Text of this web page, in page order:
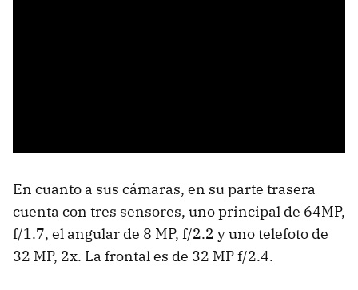
En cuanto a sus cámaras, en su parte trasera
cuenta con tres sensores, uno principal de 64MP,
f/1.7, el angular de 8 MP, f/2.2 y uno telefoto de
32 MP, 2x. La frontal es de 32 MP f/2.4.